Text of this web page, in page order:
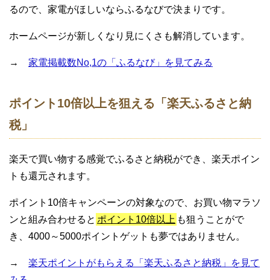
るので、家電がほしいならふるなびで決まりです。
ホームページが新しくなり見にくさも解消しています。
→ 家電掲載数No,1の「ふるなび」を見てみる
ポイント10倍以上を狙える「楽天ふるさと納
税」
楽天で買い物する感覚でふるさと納税ができ、楽天ポイン
トも還元されます。
ポイント10倍キャンペーンの対象なので、お買い物マラソ
ンと組み合わせると ポイント10倍以上 も狙うことがで
き、4000～5000ポイントゲットも夢ではありません。
→ 楽天ポイントがもらえる「楽天ふるさと納税」を見て